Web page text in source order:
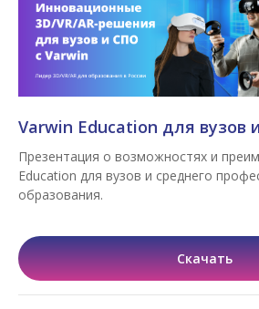
Varwin Education для вузов
Презентация о возможностях и
Education для вузов и среднего
образования.
Скачать